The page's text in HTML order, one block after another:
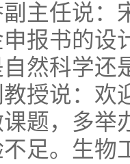
主任说：
报书的设
然科学还
授说：欢
题，多举
足。生物